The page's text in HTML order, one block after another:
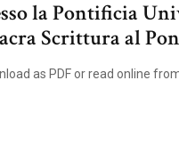
la Pontificia
Scrittura al
as PDF or read online